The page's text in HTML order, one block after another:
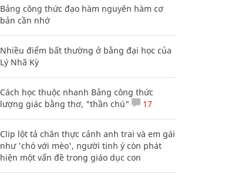
Bảng công thức đạo hàm nguyên hàm cơ
bản cần nhớ
Nhiều điểm bất thường ở bằng đại học của
Lý Nhã Kỳ
Cách học thuộc nhanh Bảng công thức
lượng giác bằng thơ, "thần chú"
17
Clip lột tả chân thực cảnh anh trai và em gái
như 'chó với mèo', người tinh ý còn phát
hiện một vấn đề trong giáo dục con